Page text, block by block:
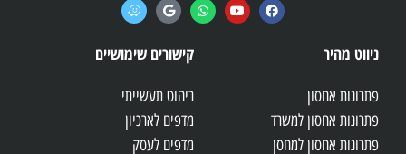
ניווט מהיר
פתרונות אחסון
פתרונות אחסון למשרד
פתרונות אחסון למחסן
קישורים שימושיים
ריהוט תעשייתי
מדפים לארכיון
מדפים לעסק